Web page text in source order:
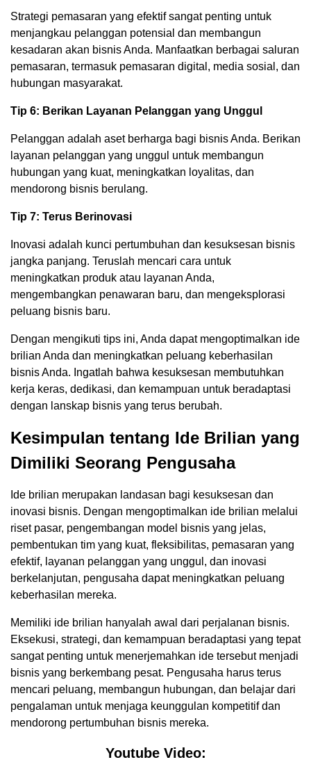
Strategi pemasaran yang efektif sangat penting untuk
menjangkau pelanggan potensial dan membangun
kesadaran akan bisnis Anda. Manfaatkan berbagai saluran
pemasaran, termasuk pemasaran digital, media sosial, dan
hubungan masyarakat.
Tip 6: Berikan Layanan Pelanggan yang Unggul
Pelanggan adalah aset berharga bagi bisnis Anda. Berikan
layanan pelanggan yang unggul untuk membangun
hubungan yang kuat, meningkatkan loyalitas, dan
mendorong bisnis berulang.
Tip 7: Terus Berinovasi
Inovasi adalah kunci pertumbuhan dan kesuksesan bisnis
jangka panjang. Teruslah mencari cara untuk
meningkatkan produk atau layanan Anda,
mengembangkan penawaran baru, dan mengeksplorasi
peluang bisnis baru.
Dengan mengikuti tips ini, Anda dapat mengoptimalkan ide
brilian Anda dan meningkatkan peluang keberhasilan
bisnis Anda. Ingatlah bahwa kesuksesan membutuhkan
kerja keras, dedikasi, dan kemampuan untuk beradaptasi
dengan lanskap bisnis yang terus berubah.
Kesimpulan tentang Ide Brilian yang
Dimiliki Seorang Pengusaha
Ide brilian merupakan landasan bagi kesuksesan dan
inovasi bisnis. Dengan mengoptimalkan ide brilian melalui
riset pasar, pengembangan model bisnis yang jelas,
pembentukan tim yang kuat, fleksibilitas, pemasaran yang
efektif, layanan pelanggan yang unggul, dan inovasi
berkelanjutan, pengusaha dapat meningkatkan peluang
keberhasilan mereka.
Memiliki ide brilian hanyalah awal dari perjalanan bisnis.
Eksekusi, strategi, dan kemampuan beradaptasi yang tepat
sangat penting untuk menerjemahkan ide tersebut menjadi
bisnis yang berkembang pesat. Pengusaha harus terus
mencari peluang, membangun hubungan, dan belajar dari
pengalaman untuk menjaga keunggulan kompetitif dan
mendorong pertumbuhan bisnis mereka.
Youtube Video: